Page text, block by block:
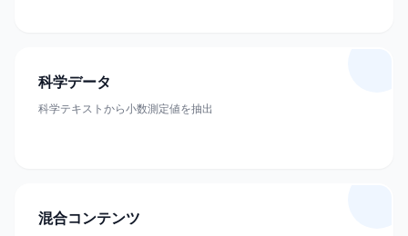
科学データ
科学テキストから小数測定値を抽出
混合コンテンツ